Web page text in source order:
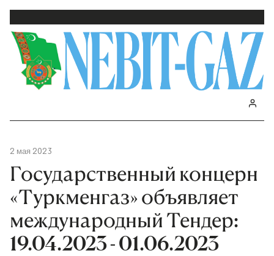
2 мая 2023
Государственный концерн
«Туркменгаз» объявляет
международный Тендер:
19.04.2023 - 01.06.2023